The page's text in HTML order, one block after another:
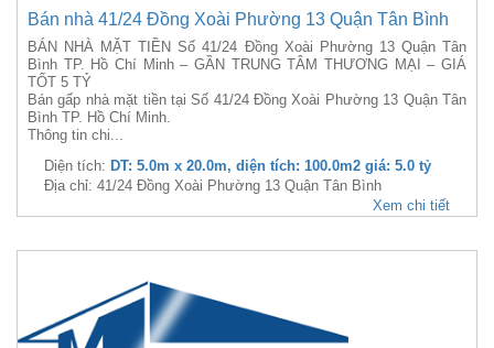
Bán nhà 41/24 Đồng Xoài Phường 13 Quận Tân Bình
BÁN NHÀ MẶT TIỀN Số 41/24 Đồng Xoài Phường 13 Quận Tân
Bình TP. Hồ Chí Minh – GẦN TRUNG TÂM THƯƠNG MẠI – GIÁ
TỐT 5 TỶ
Bán gấp nhà mặt tiền tại Số 41/24 Đồng Xoài Phường 13 Quận Tân
Bình TP. Hồ Chí Minh.
Thông tin chi...
Diện tích: DT: 5.0m x 20.0m, diện tích: 100.0m2 giá: 5.0 tỷ
Địa chỉ: 41/24 Đồng Xoài Phường 13 Quận Tân Bình
Xem chi tiết